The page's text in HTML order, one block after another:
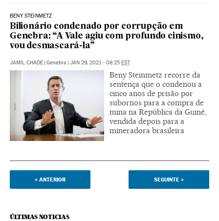
BENY STEINMETZ
Bilionário condenado por corrupção em
Genebra: “A Vale agiu com profundo cinismo,
vou desmascará-la”
JAMIL CHADE | Genebra | JAN 29, 2021 - 08:25 EST
Beny Steinmetz recorre da
sentença que o condenou a
cinco anos de prisão por
subornos para a compra de
mina na República da Guiné,
vendida depois para a
mineradora brasileira
< ANTERIOR SEGUINTE >
ÚLTIMAS NOTICIAS